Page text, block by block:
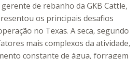
de rebanho da GKB Cattle,
os principais desafios
no Texas. A seca, segundo
mais complexos da atividade,
constante de água, forragem